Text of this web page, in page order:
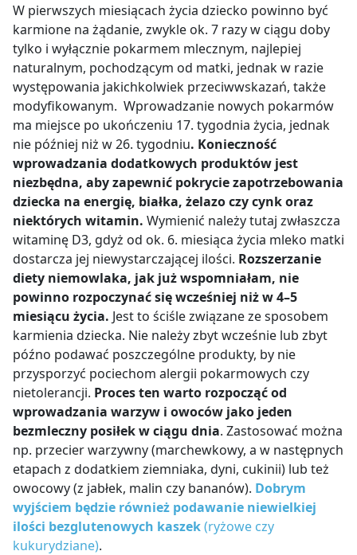
W pierwszych miesiącach życia dziecko powinno być
karmione na żądanie, zwykle ok. 7 razy w ciągu doby
tylko i wyłącznie pokarmem mlecznym, najlepiej
naturalnym, pochodzącym od matki, jednak w razie
występowania jakichkolwiek przeciwwskazań, także
modyfikowanym. Wprowadzanie nowych pokarmów
ma miejsce po ukończeniu 17. tygodnia życia, jednak
nie później niż w 26. tygodniu. Konieczność
wprowadzania dodatkowych produktów jest
niezbędna, aby zapewnić pokrycie zapotrzebowania
dziecka na energię, białka, żelazo czy cynk oraz
niektórych witamin. Wymienić należy tutaj zwłaszcza
witaminę D3, gdyż od ok. 6. miesiąca życia mleko matki
dostarcza jej niewystarczającej ilości. Rozszerzanie
diety niemowlaka, jak już wspomniałam, nie
powinno rozpoczynać się wcześniej niż w 4–5
miesiącu życia. Jest to ściśle związane ze sposobem
karmienia dziecka. Nie należy zbyt wcześnie lub zbyt
późno podawać poszczególne produkty, by nie
przysporzyć pociechom alergii pokarmowych czy
nietolerancji. Proces ten warto rozpocząć od
wprowadzania warzyw i owoców jako jeden
bezmleczny posiłek w ciągu dnia. Zastosować można
np. przecier warzywny (marchewkowy, a w następnych
etapach z dodatkiem ziemniaka, dyni, cukinii) lub też
owocowy (z jabłek, malin czy bananów). Dobrym
wyjściem będzie również podawanie niewielkiej
ilości bezglutenowych kaszek(ryżowe czy
kukurydziane).